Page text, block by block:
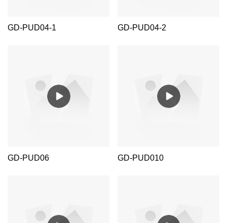
GD-PUD04-1 GD-PUD04-2
GD-PUD06 GD-PUD010